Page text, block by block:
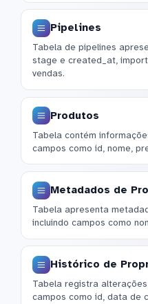
Pipelines
Tabela de pipelines
stage e created_at,
vendas.
Produtos
Tabela contém
campos como id, nome,
Metadados de
Tabela apresenta
incluindo campos como
Histórico de
Tabela registra
campos como id, data de